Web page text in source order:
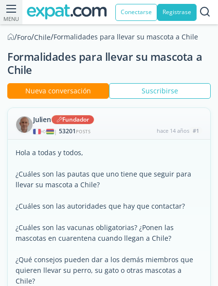
MENU
Conectarse Registrase
/Foro/Chile/Formalidades para llevar su mascota a Chile
Formalidades para llevar su mascota a
Chile
Nueva conversación Suscribirse
Julien Fundador
| 53201 POSTS hace 14 años #1
Hola a todas y todos,
¿Cuáles son las pautas que uno tiene que seguir para
llevar su mascota a Chile?
¿Cuáles son las autoridades que hay que contactar?
¿Cuáles son las vacunas obligatorias? ¿Ponen las
mascotas en cuarentena cuando llegan a Chile?
¿Qué consejos pueden dar a los demás miembros que
quieren llevar su perro, su gato o otras mascotas a
Chile?